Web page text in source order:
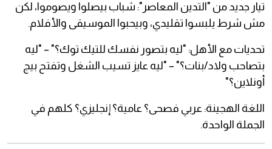
تيار جديد من "التدين المعاصر": شباب بيصلوا ويصوموا، لكن
مش شرط يلبسوا تقليدي، وبيحبوا الموسيقى والأفلام.
تحديات مع الأهل: "ليه بتصور نفسك للتيك توك؟" – "ليه
بتصاحب ولاد/بنات؟" – "ليه عايز تسيب الشغل وتفتح بيج
أونلاين؟"
اللغة الهجينة: عربي فصحى؟ عامية؟ إنجليزي؟ كلهم في
الجملة الواحدة.